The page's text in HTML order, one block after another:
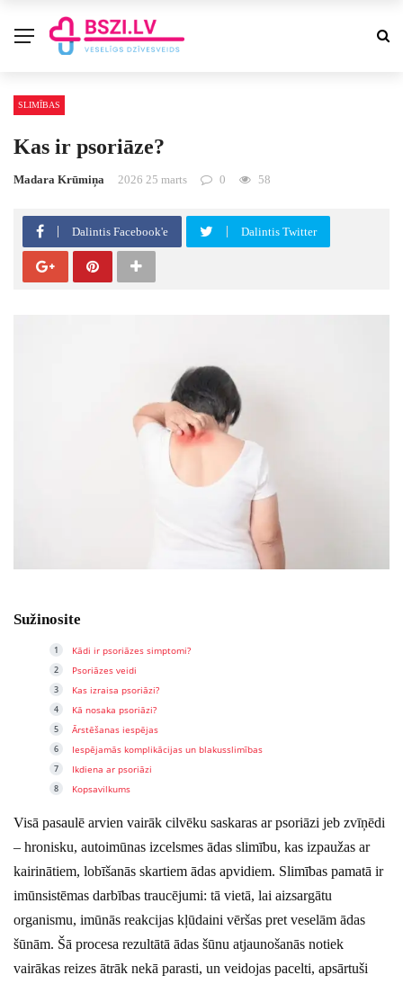
SLIMĪBAS
Kas ir psoriāze?
Madara Krūmiņa 2026 25 marts 0 58
Dalintis Facebook'e Dalintis Twitter
Sužinosite
Kādi ir psoriāzes simptomi?
Psoriāzes veidi
Kas izraisa psoriāzi?
Kā nosaka psoriāzi?
Ārstēšanas iespējas
Iespējamās komplikācijas un blakusslimības
Ikdiena ar psoriāzi
Kopsavilkums
Visā pasaulē arvien vairāk cilvēku saskaras ar psoriāzi jeb zvīņēdi
– hronisku, autoimūnas izcelsmes ādas slimību, kas izpaužas ar
kairinātiem, lobīšanās skartiem ādas apvidiem. Slimības pamatā ir
imūnsistēmas darbības traucējumi: tā vietā, lai aizsargātu
organismu, imūnās reakcijas kļūdaini vēršas pret veselām ādas
šūnām. Šā procesa rezultātā ādas šūnu atjaunošanās notiek
vairākas reizes ātrāk nekā parasti, un veidojas pacelti, apsārtuši